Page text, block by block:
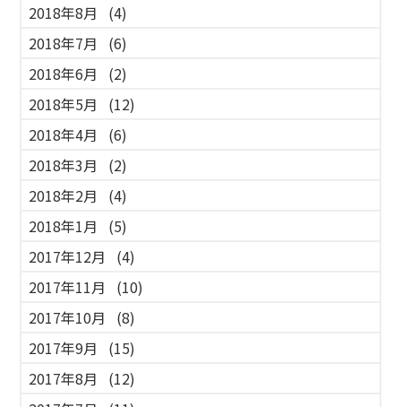
2018年8月
(4)
2018年7月
(6)
2018年6月
(2)
2018年5月
(12)
2018年4月
(6)
2018年3月
(2)
2018年2月
(4)
2018年1月
(5)
2017年12月
(4)
2017年11月
(10)
2017年10月
(8)
2017年9月
(15)
2017年8月
(12)